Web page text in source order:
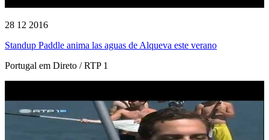
28 12 2016
Standup Paddle anima las aguas de Alqueva este verano
Portugal em Direto / RTP 1